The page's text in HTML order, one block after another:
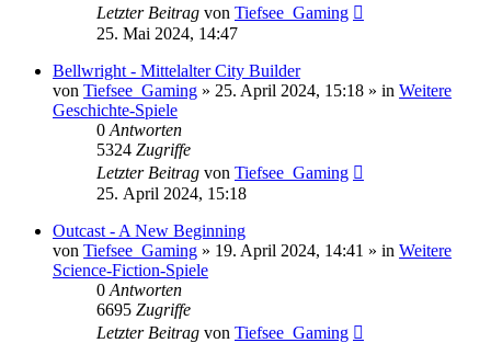
Letzter Beitrag von Tiefsee_Gaming
25. Mai 2024, 14:47
Bellwright - Mittelalter City Builder
von Tiefsee_Gaming » 25. April 2024, 15:18 » in Weitere
Geschichte-Spiele
0 Antworten
5324 Zugriffe
Letzter Beitrag von Tiefsee_Gaming
25. April 2024, 15:18
Outcast - A New Beginning
von Tiefsee_Gaming » 19. April 2024, 14:41 » in Weitere
Science-Fiction-Spiele
0 Antworten
6695 Zugriffe
Letzter Beitrag von Tiefsee_Gaming